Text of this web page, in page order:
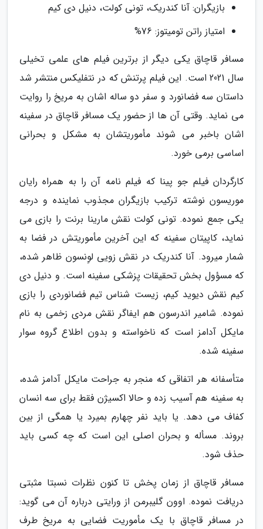
بازیگران: آنا کندریک، تونی کولت، دنیل دی کیم
امتیاز راتن تومیتوز: 76%
مسافر قاچاق یکی دیگر از برترین فیلم های علمی تخیلی
سال 2021 است. این فیلم پرتنش که در نتفلیکس منتشر شد
داستان سه فضانورد و سفر دو ساله اشان به مریخ را روایت
می نماید. وقتی آن ها از حضور یک مسافر قاچاق در سفینه
اشان باخبر می شوند مأموریتشان به مشکل و بحرانی
اساسی برمی خورد.
کارگردان فیلم جو پینا که فیلم نامه آن را به همراه رایان
موریسون نوشته ترکیب بازیگران مجذوب نماینده و درجه
یکی جمع نموده. تونی کولت نقش مارینا برنت را بازی می
نماید، کاپیتان سفینه که این آخرین مأموریتش در فضا به
شمار میرود. آنا کندریک در نقش زویی لوِنسون ظاهر شده،
که مسؤول بخش تحقیقات پزشکی سفینه است. و دنیل دی
کیم نقش دیوید کیم، زیست شناس تیم فضانوردی را بازی
نموده. شامیر اندرسون هم ایفاگر نقش مردی زخمی به نام
مایکل آدامز است که ناخواسته و بدون اطلاع گروه سوار
سفینه شده.
متأسفانه هر اتفاقی که منجر به جراحت مایکل آدامز شده،
به سفینه هم آسیب زده و حالا اکسیژن فقط برای سه انسان
کفاف می دهد. یا باید نفر چهارم بمیرد یا همگی از بین
بروند. مسأله و بحران اصلی این است که چه کسی باید
حذف شود.
مسافر قاچاق از زمان پخش تا کنون نظرات نسبتا مثبتی
دریافت نموده. اوون گلیبرمن از ورایتی درباره آن می گوید:
در مسافر قاچاق با یک مأموریت فضایی به مریخ طرف